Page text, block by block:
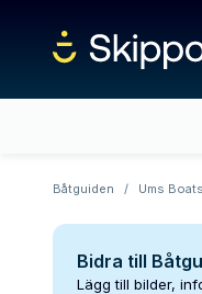
Båtguiden / Ums Boats
Bidra till
Lägg till bilder,